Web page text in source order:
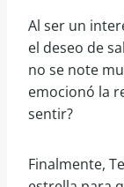
Al ser un
el deseo de
no se note
emocionó la
sentir?
Finalmente,